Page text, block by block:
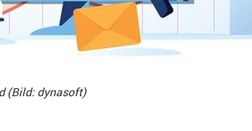
(Bild: dynasoft)